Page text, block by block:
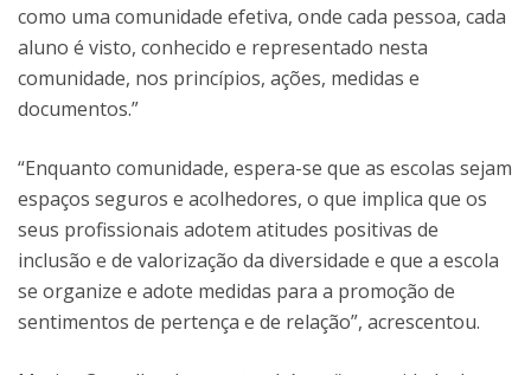
como uma comunidade efetiva, onde cada pessoa, cada
aluno é visto, conhecido e representado nesta
comunidade, nos princípios, ações, medidas e
documentos.”
“Enquanto comunidade, espera-se que as escolas sejam
espaços seguros e acolhedores, o que implica que os
seus profissionais adotem atitudes positivas de
inclusão e de valorização da diversidade e que a escola
se organize e adote medidas para a promoção de
sentimentos de pertença e de relação”, acrescentou.